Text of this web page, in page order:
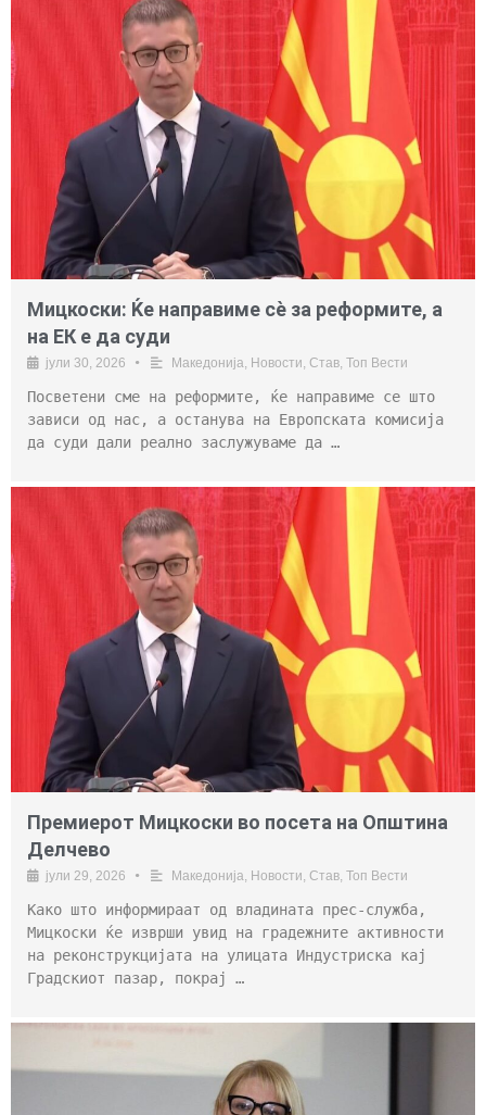
Мицкоски: Ќе направиме сè за реформите, а
на ЕК е да суди
јули 30, 2026 • Македонија, Новости, Став, Топ Вести
Посветени сме на реформите, ќе направиме се што
зависи од нас, а останува на Европската комисија
да суди дали реално заслужуваме да …
Премиерот Мицкоски во посета на Општина
Делчево
јули 29, 2026 • Македонија, Новости, Став, Топ Вести
Како што информираат од владината прес-служба,
Мицкоски ќе изврши увид на градежните активности
на реконструкцијата на улицата Индустриска кај
Градскиот пазар, покрај …